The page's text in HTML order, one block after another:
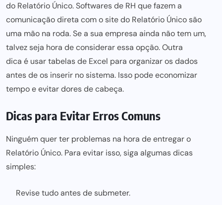
do Relatório Único. Softwares de RH que fazem a
comunicação direta com o site do Relatório Único são
uma mão na roda. Se a sua empresa ainda nãotem um,
talvez seja hora de considerar essa opção. Outra
dica é usar tabelas de Excel para organizar os dados
antes de os inserir no sistema. Isso pode economizar
tempo e evitar dores de cabeça.
Dicas para Evitar Erros Comuns
Ninguém quer ter problemas na hora de entregar o
Relatório Único. Para evitar isso, siga algumas dicas
simples:
Revise tudo antes de submeter.